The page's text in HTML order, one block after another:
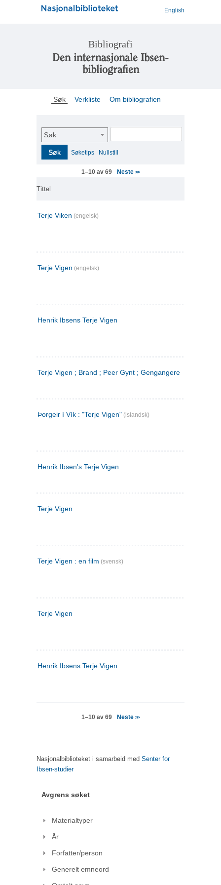
English
Bibliografi
Den internasjonale Ibsen-
bibliografien
Søk Verkliste Om bibliografien
Søk
Søk Søketips Nullstill
1–10 av 69 Neste>>
Tittel
Terje Viken (engelsk)
Terje Vigen (engelsk)
Henrik Ibsens Terje Vigen
Terje Vigen ; Brand ; Peer Gynt ; Gengangere
Þorgeir í Vík : "Terje Vigen" (islandsk)
Henrik Ibsen's Terje Vigen
Terje Vigen
Terje Vigen : en film (svensk)
Terje Vigen
Henrik Ibsens Terje Vigen
1–10 av 69 Neste>>
Nasjonalbiblioteket i samarbeid med Senter for
Ibsen-studier
Avgrens søket
Materialtyper
År
Forfatter/person
Generelt emneord